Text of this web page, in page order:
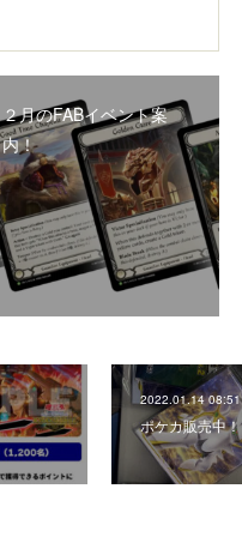
２月のFABイベント案
内！
2022.01.14 08:51
ポケカ販売中！